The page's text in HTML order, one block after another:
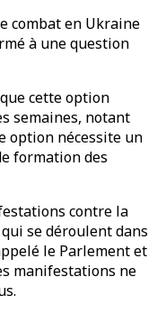
combat en Ukraine
à une question
cette option
semaines, notant
option nécessite un
formation des
contre la
se déroulent dans
le Parlement et
manifestations ne